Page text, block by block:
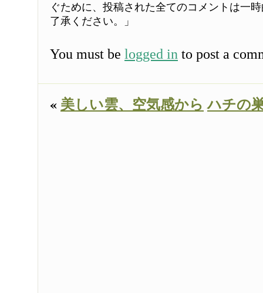
ぐために、投稿された全てのコメントは一
了承ください。」
You must be logged in to post a
«美しい雲、空気感から ハチの